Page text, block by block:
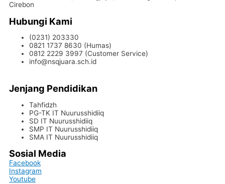
Cirebon
Hubungi Kami
(0231) 203330
0821 1737 8630 (Humas)
0812 2229 3997 (Customer Service)
info@nsqjuara.sch.id
Jenjang Pendidikan
Tahfidzh
PG-TK IT Nuurusshidiiq
SD IT Nuurusshidiiq
SMP IT Nuurusshidiiq
SMA IT Nuurusshidiiq
Sosial Media
Facebook
Instagram
Youtube